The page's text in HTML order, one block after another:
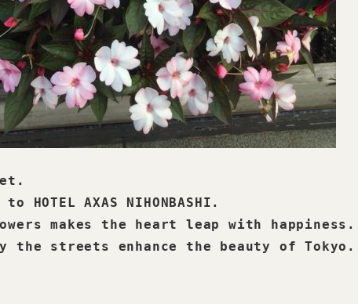
AXAS NIHONBASHI.
makes the heart leap with happiness.
the streets enhance the beauty of Tokyo.